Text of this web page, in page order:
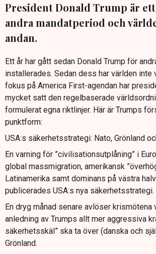
President Donald Trump är
andra mandatperiod och
andan.
Ett år har gått sedan Donald Trump för
installerades. Sedan dess har världen inte
fokus på America First-agendan har
mycket satt den regelbaserade
formulerat egna riktlinjer. Här är Trumps
punktform:
USA:s säkerhetsstrategi: Nato, Grönland
En varning för ”civilisationsutplåning” i
global massmigration, amerikansk
Latinamerika samt dominans på västra
publicerades USA:s nya säkerhetsstrategi.
En dryg månad senare avlöser krismötena
anledning av Trumps allt mer aggressiva
säkerhetsskäl” ska ta över (danska och
Grönland.